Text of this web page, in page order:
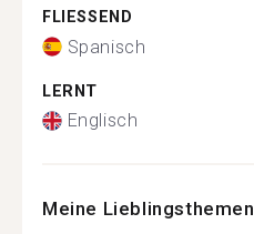
FLIESSEND
Spanisch
LERNT
Englisch
Meine Lieblingsthemen